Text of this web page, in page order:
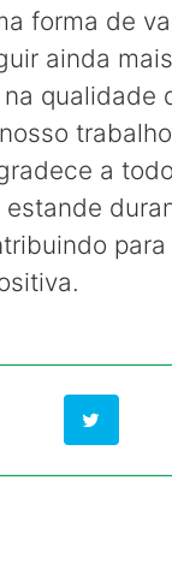
forma de
ainda
qualidade
a
estande
para